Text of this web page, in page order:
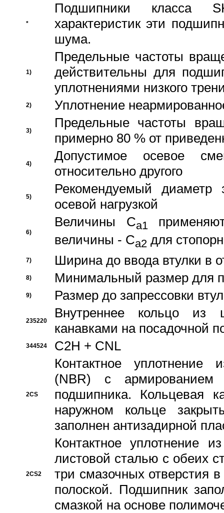
*
Подшипники класса
характеристик эти
шума.
1)
Предельные частоты
действительны для
уплотнениями низкого
2) Уплотнение
3)
Предельные частоты
примерно 80 % от
4)
Допустимое осевое
относительно другого
5)
Рекомендуемый диаметр
осевой нагрузкой
6)
Величины Ca1
величины - Ca2 для
7) Ширина до ввода втулки в
8) Минимальный размер для
9) Размер до запрессовки
235220
Внутреннее кольцо из
канавками на посадочной
344524 C2H + CNL
2CS
Контактное уплотнение
(NBR) с
подшипника. Кольцевая
наружном кольце
заполнен антизадирной
2CS2
Контактное уплотнение
листовой сталью с обеих
три смазочных отверстия
полоской. Подшипник
смазкой на основе